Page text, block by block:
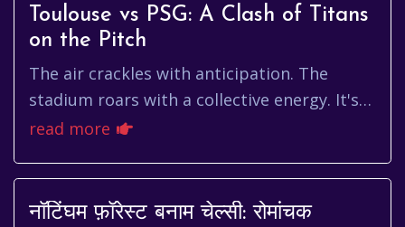
Toulouse vs PSG: A Clash of Titans
on the Pitch
The air crackles with anticipation. The
stadium roars with a collective energy. It's
match day, and the spotlight is on toulouse
read more
नॉटिंघम फ़ॉरेस्ट बनाम चेल्सी: रोमांचक